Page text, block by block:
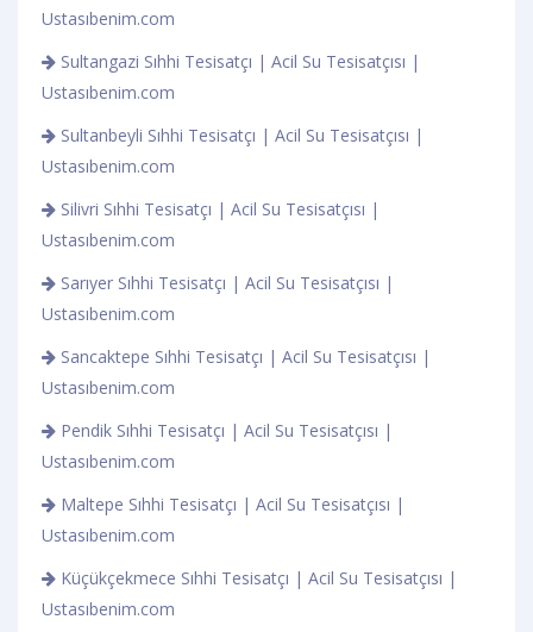
Ustasıbenim.com
Sultangazi Sıhhi Tesisatçı | Acil Su Tesisatçısı |
Ustasıbenim.com
Sultanbeyli Sıhhi Tesisatçı | Acil Su Tesisatçısı |
Ustasıbenim.com
Silivri Sıhhi Tesisatçı | Acil Su Tesisatçısı |
Ustasıbenim.com
Sarıyer Sıhhi Tesisatçı | Acil Su Tesisatçısı |
Ustasıbenim.com
Sancaktepe Sıhhi Tesisatçı | Acil Su Tesisatçısı |
Ustasıbenim.com
Pendik Sıhhi Tesisatçı | Acil Su Tesisatçısı |
Ustasıbenim.com
Maltepe Sıhhi Tesisatçı | Acil Su Tesisatçısı |
Ustasıbenim.com
Küçükçekmece Sıhhi Tesisatçı | Acil Su Tesisatçısı |
Ustasıbenim.com